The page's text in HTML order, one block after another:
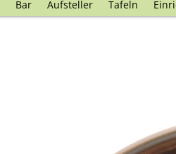
Bar Aufsteller Tafeln